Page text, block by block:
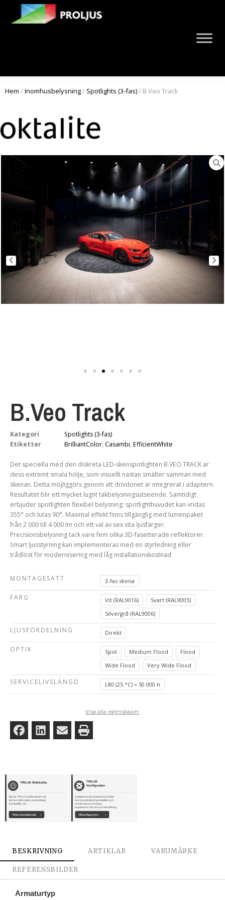
Hem /Inomhusbelysning/ Spotlights (3-fas)/ B.Veo Track
B.Veo Track
Kategori
Spotlights (3-fas)
Etiketter
BrilliantColor, Casambi, EfficientWhite
Det speciella med den diskreta LED-skenspotlighten B.VEO TRACK är
dess extremt smala hölje, som visuellt nästan smälter samman med
skenan. Detta möjliggörs genom att drivdonet är integrerat i adaptern.
Resultatet blir ett mycket lugnt takbelysningsutseende. Samtidigt
erbjuder spotlighten flexibel belysning: spotlighthuvudet kan vridas
355° och lutas 90°. Maximal effekt finns tillgänglig med lumenpaket
från 2 000 till 4 000 lm och ett val av sex vita ljusfärger.
Precisionsbelysning tack vare fem olika 3D-fasetterade reflektorer.
Smart ljusstyrning kan implementeras med en styrledning eller
trådlöst för modernisering med låg installationskostnad.
MONTAGESÄTT 3-fas skena
FÄRG Vit (RAL9016)
Svart (RAL9005)
Silvergrå (RAL9006)
LJUSFÖRDELNING Direkt
OPTIK Spot Medium Flood
Flood
Wide Flood
Very Wide Flood
SERVICELIVSLÄNGD L80 (25 °C) = 50 000 h
Visa alla egenskaper
TRILUX Webbsida
Besök TRILUX webbsida för mer
teknisk information, produktblad,
ljusdatafiler, etc.
›
TRILUX produktsida
TRILUX
Konfigurator
Konfigurera din produkt och ladda
hem produktblad, ljusdatafiler och
monteringsanvisningar.
Kontakta oss för pris och beställning.
›
Till konfiguratorn
BESKRIVNING ARTIKLAR VARUMÄRKE
REFERENSBILDER
Armaturtyp